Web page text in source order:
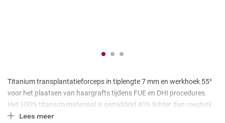
Titanium transplantatieforceps in tiplengte 7 mm en werkhoek 55°
voor het plaatsen van haargrafts tijdens FUE en DHI procedures.
Het 100% titanium materiaal is gemiddeld 40% lichter dan roestvrij
staal, wat polsbelasting bij langdurig werk vermindert. Niet-
Lees meer